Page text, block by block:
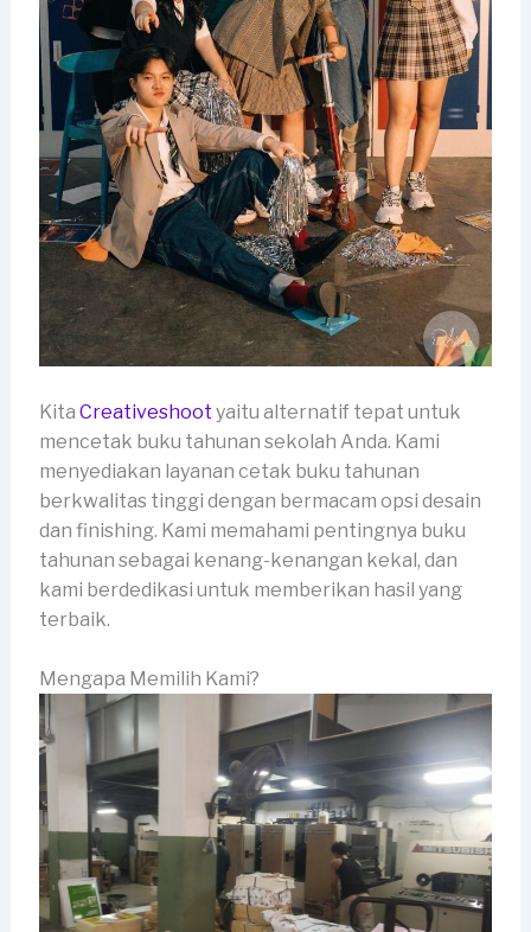
Kita Creativeshoot yaitu alternatif tepat untuk
mencetak buku tahunan sekolah Anda. Kami
menyediakan layanan cetak buku tahunan
berkwalitas tinggi dengan bermacam opsi desain
dan finishing. Kami memahami pentingnya buku
tahunan sebagai kenang-kenangan kekal, dan
kami berdedikasi untuk memberikan hasil yang
terbaik.
Mengapa Memilih Kami?